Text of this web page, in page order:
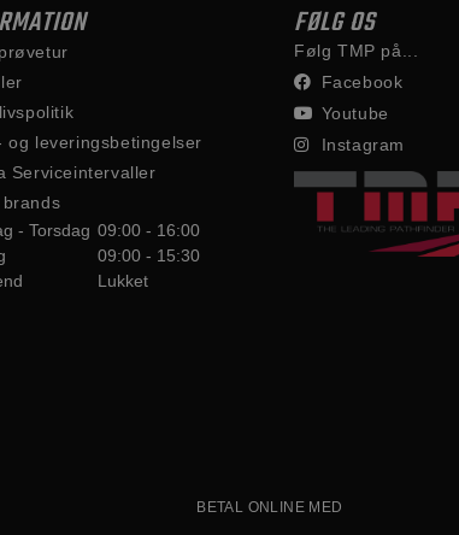
og leveringsbetingelser
Serviceintervaller
- Torsdag 09:00 - 16:00
09:00 - 15:30
Lukket
FØLG OS
Følg TMP på...
Facebook
Youtube
Instagram
BETAL ONLINE MED